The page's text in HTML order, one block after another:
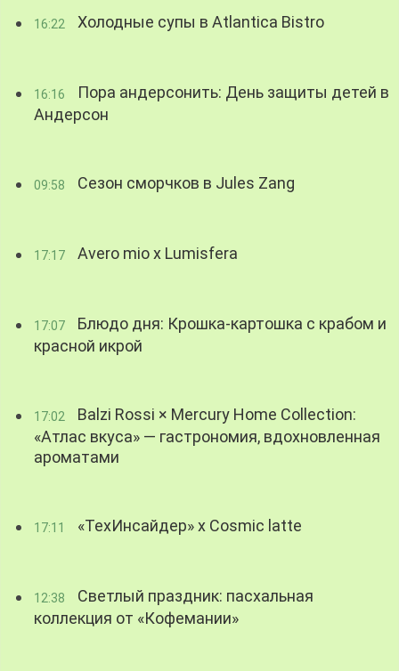
16:22 Холодные супы в Atlantica Bistro
16:16
Пора андерсонить: День защиты детей в
Андерсон
09:58 Сезон сморчков в Jules Zang
17:17 Avero mio x Lumisfera
17:07
Блюдо дня: Крошка-картошка с крабом и
красной икрой
17:02
Balzi Rossi × Mercury Home Collection:
«Атлас вкуса» — гастрономия, вдохновленная
ароматами
17:11 «ТехИнсайдер» х Cosmic latte
12:38
Светлый праздник: пасхальная
коллекция от «Кофемании»